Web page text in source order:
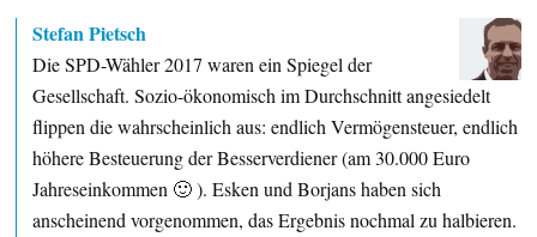
Stefan Pietsch
Die SPD-Wähler 2017 waren ein Spiegel der
Gesellschaft. Sozio-ökonomisch im Durchschnitt angesiedelt
flippen die wahrscheinlich aus: endlich Vermögensteuer, endlich
höhere Besteuerung der Besserverdiener (am 30.000 Euro
Jahreseinkommen 🙂 ). Esken und Borjans haben sich
anscheinend vorgenommen, das Ergebnis nochmal zu halbieren.